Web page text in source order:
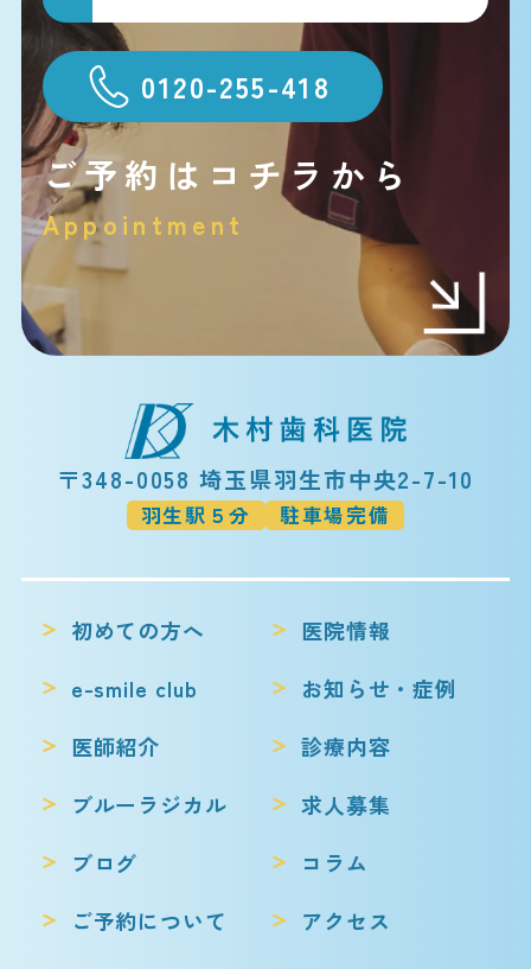
0120-255-418
ご予約はコチラから
Appointment
〒348-0058 埼玉県羽生市中央2-7-10
羽生駅５分 駐車場完備
初めての方へ
医院情報
e-smile club
お知らせ・症例
医師紹介
診療内容
ブルーラジカル
求人募集
ブログ
コラム
ご予約について
アクセス